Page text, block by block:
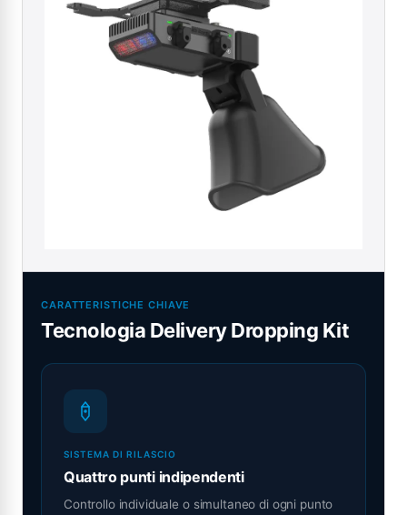
CARATTERISTICHE CHIAVE
Tecnologia Delivery Dropping Kit
SISTEMA DI RILASCIO
Quattro punti indipendenti
Controllo individuale o simultaneo di ogni punto